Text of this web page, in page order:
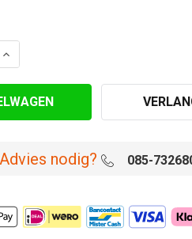
VAN BOCHT 90° MET
VERHOOG AANTAL VAN
Advies nodig? 085-